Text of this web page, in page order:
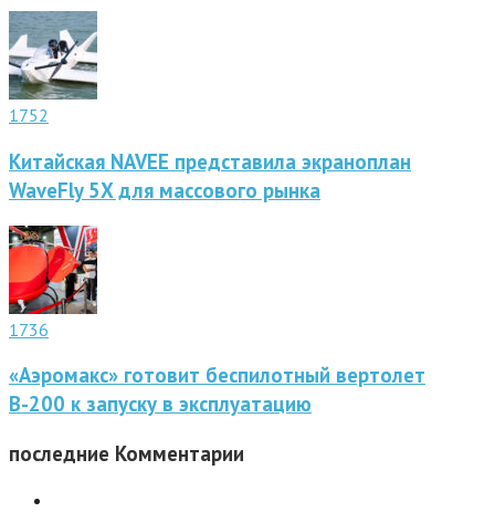
1752
Китайская NAVEE представила экраноплан
WaveFly 5X для массового рынка
1736
«Аэромакс» готовит беспилотный вертолет
В-200 к запуску в эксплуатацию
последние Комментарии